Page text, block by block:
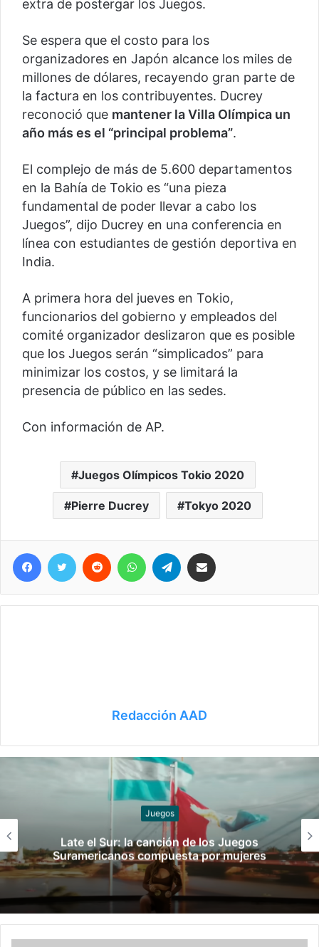
extra de postergar los Juegos.
Se espera que el costo para los
organizadores en Japón alcance los miles de
millones de dólares, recayendo gran parte de
la factura en los contribuyentes. Ducrey
reconoció que mantener la Villa Olímpica un
año más es el “principal problema”.
El complejo de más de 5.600 departamentos
en la Bahía de Tokio es “una pieza
fundamental de poder llevar a cabo los
Juegos”, dijo Ducrey en una conferencia en
línea con estudiantes de gestión deportiva en
India.
A primera hora del jueves en Tokio,
funcionarios del gobierno y empleados del
comité organizador deslizaron que es posible
que los Juegos serán “simplicados” para
minimizar los costos, y se limitará la
presencia de público en las sedes.
Con información de AP.
Juegos Olímpicos Tokio 2020
Pierre Ducrey Tokyo 2020
Facebook
Twitter Reddit WhatsAppTelegram
Redacción AAD
Slider
¡Ellos son! Los boxeadores argentinos que
pelearán en los Juegos Suramericanos